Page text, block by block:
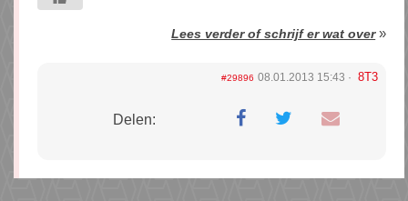
Lees verder of schrijf er wat over»
#29896 08.01.2013 15:43 8T3
Delen: